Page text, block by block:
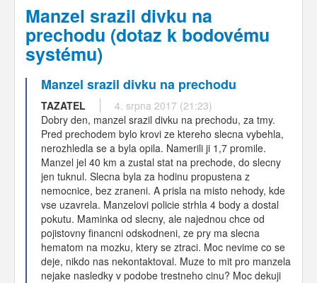
Manzel srazil divku na
prechodu (dotaz k bodovému
systému)
Manzel srazil divku na prechodu
TAZATEL
4. srpna 2017 (21:23)
Dobry den, manzel srazil divku na prechodu, za tmy.
Pred prechodem bylo krovi ze ktereho slecna vybehla,
nerozhledla se a byla opila. Namerili ji 1,7 promile.
Manzel jel 40 km a zustal stat na prechode, do slecny
jen tuknul. Slecna byla za hodinu propustena z
nemocnice, bez zraneni. A prisla na misto nehody, kde
vse uzavrela. Manzelovi policie strhla 4 body a dostal
pokutu. Maminka od slecny, ale najednou chce od
pojistovny financni odskodneni, ze pry ma slecna
hematom na mozku, ktery se ztraci. Moc nevime co se
deje, nikdo nas nekontaktoval. Muze to mit pro manzela
nejake nasledky v podobe trestneho cinu? Moc dekuji